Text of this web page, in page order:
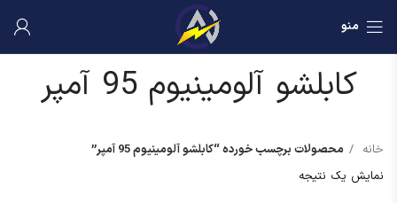
منو
کابلشو آلومینیوم 95 آمپر
خانه
محصولات برچسب خورده “کابلشو آلومینیوم 95 آمپر”
نمایش یک نتیجه